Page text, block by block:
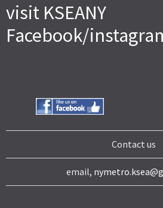
visit KSEANY
Facebook/
Contact us
email,